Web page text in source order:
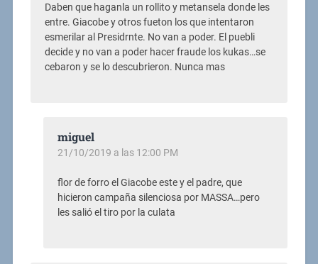
Daben que haganla un rollito y metansela donde les
entre. Giacobe y otros fueton los que intentaron
esmerilar al Presidrnte. No van a poder. El puebli
decide y no van a poder hacer fraude los kukas…se
cebaron y se lo descubrieron. Nunca mas
miguel
21/10/2019 a las 12:00 PM
flor de forro el Giacobe este y el padre, que
hicieron campaña silenciosa por MASSA…pero
les salió el tiro por la culata